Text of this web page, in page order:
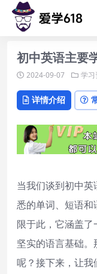
初中英语主要
2024-09-07 学习
详情介绍
当我们谈到初中
悉的单词、短语和
限于此，它涵盖
坚实的语言基础
呢？接下来，让我